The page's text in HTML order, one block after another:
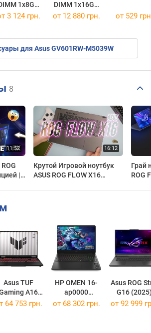
1x8GB
DIMM 1x16GB
HMCG78MEBSA092N
3 124 грн. от 12 880 грн. от 529
для Asus GV601RW-M5039W
8
|
Крутой Игровой ноутбук
ASUS ROG FLOW X16
Грай
ROG
Asus TUF
A16
(2025)
HP OMEN 16-
ap0000
[BL6K1AV]
Asus ROG
G16
G614PR
64 753 грн. от 68 302 грн. от 92 999